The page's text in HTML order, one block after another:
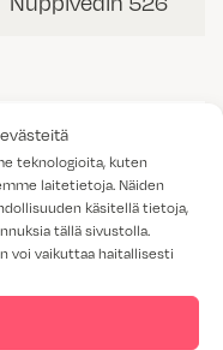
teknologioita, kuten
laitetietoja. Näiden
käsitellä tietoja,
tällä sivustolla.
voi vaikuttaa haitallisesti